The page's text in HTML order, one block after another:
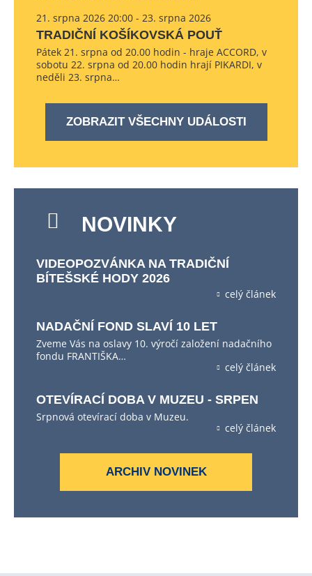
21. srpna 2026 20:00 - 23. srpna 2026
TRADIČNÍ KOŠÍKOVSKÁ POUŤ
Pátek 21. srpna od 20.00 hodin - hraje ACCORD, v
sobotu 22. srpna od 20.00 hodin hrají PIKARDI, v
neděli 23. srpna…
ZOBRAZIT VŠECHNY UDÁLOSTI
NOVINKY
VIDEOPOZVÁNKA NA TRADIČNÍ
BÍTEŠSKÉ HODY 2026
celý článek
NADAČNÍ FOND SLAVÍ 10 LET
Zveme Vás na oslavy 10. výročí založení nadačního
fondu FRANTIŠKA…
celý článek
OTEVÍRACÍ DOBA V MUZEU - SRPEN
Srpnová otevírací doba v Muzeu.
celý článek
ARCHIV NOVINEK